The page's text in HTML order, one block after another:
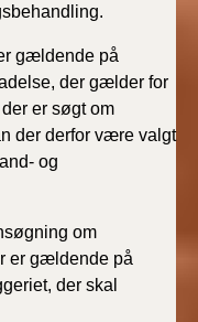
gældende på
der gælder for
er søgt om
der derfor være valgt
og
om
er gældende på
der skal